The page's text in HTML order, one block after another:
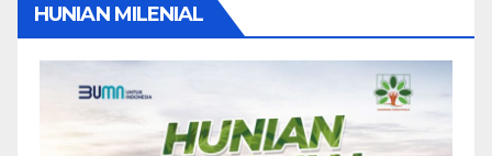
HUNIAN MILENIAL